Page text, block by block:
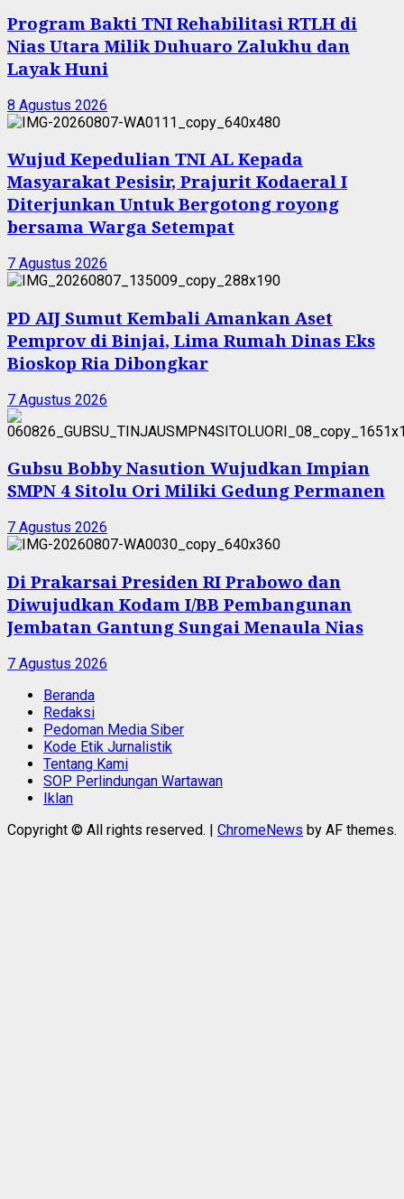
Program Bakti TNI Rehabilitasi RTLH di
Nias Utara Milik Duhuaro Zalukhu dan
Layak Huni
8 Agustus 2026
Wujud Kepedulian TNI AL Kepada
Masyarakat Pesisir, Prajurit Kodaeral I
Diterjunkan Untuk Bergotong royong
bersama Warga Setempat
7 Agustus 2026
PD AIJ Sumut Kembali Amankan Aset
Pemprov di Binjai, Lima Rumah Dinas Eks
Bioskop Ria Dibongkar
7 Agustus 2026
Gubsu Bobby Nasution Wujudkan Impian
SMPN 4 Sitolu Ori Miliki Gedung Permanen
7 Agustus 2026
Di Prakarsai Presiden RI Prabowo dan
Diwujudkan Kodam I/BB Pembangunan
Jembatan Gantung Sungai Menaula Nias
7 Agustus 2026
Beranda
Redaksi
Pedoman Media Siber
Kode Etik Jurnalistik
Tentang Kami
SOP Perlindungan Wartawan
Iklan
Copyright © All rights reserved. | ChromeNews by AF themes.